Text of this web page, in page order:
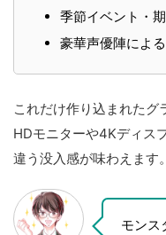
季節イベント・
豪華声優陣によ
これだけ作り込まれた
HDモニターや4Kディス
違う没入感が味わえます。
モンス